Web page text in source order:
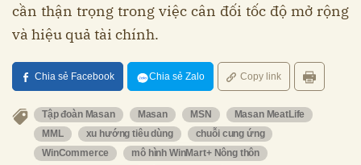
cần thận trọng trong việc cân đối tốc độ mở rộng
và hiệu quả tài chính.
Chia sẻ Facebook Chia sẻ Zalo Copy link
Tập đoàn Masan Masan MSN
Masan MeatLife
MML
xu hướng tiêu dùng
chuỗi cung ứng
WinCommerce
mô hình WinMart+ Nông thôn